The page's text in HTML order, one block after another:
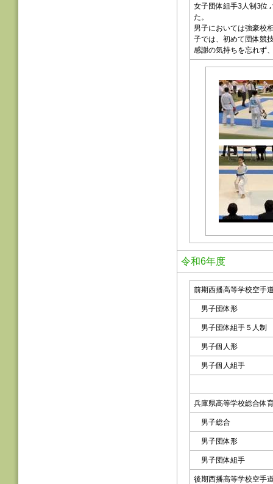
女子団体組手3人制3位
た。
男子においては強豪校
子では、初めて団体競
感謝の気持ちを忘れず
令和6年度
前期西播高等学校空手
男子団体形
男子団体組手５人制
男子個人形
男子個人組手
兵庫県高等学校総合体
男子総合
男子団体形
男子団体組手
後期西播高等学校空手